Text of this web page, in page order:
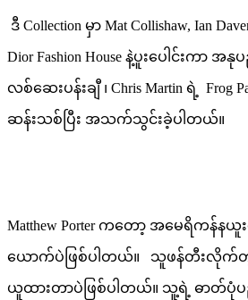
ဒီ Collection မှာ Mat Collishaw, Ian
Dior Fashion House နဲ့ပူးပေါင်းကာ
လစ်ဆေးပန်းချီ ၊ Chris Martin ရဲ့
ဆန်းသစ်ပြီး အသက်သွင်းခဲ့ပါတယ်။
Matthew Porter ကတော့ အမေရိကန်
ယောက်ပဲဖြစ်ပါတယ်။ သူဖန်တီးလိုက်တဲ့အိတ်
ယူထားတာပဲဖြစ်ပါတယ်။ သူ့ရဲ့ ဓာတ်ပုံပည